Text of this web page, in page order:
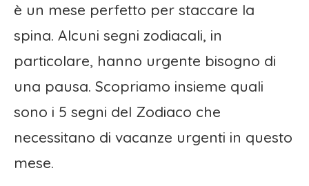
è un mese perfetto per staccare la
spina. Alcuni segni zodiacali, in
particolare, hanno urgente bisogno di
una pausa. Scopriamo insieme quali
sono i 5 segni del Zodiaco che
necessitano di vacanze urgenti in questo
mese.